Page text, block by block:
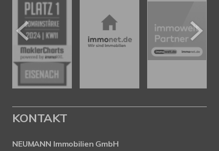
KONTAKT
NEUMANN Immobilien GmbH